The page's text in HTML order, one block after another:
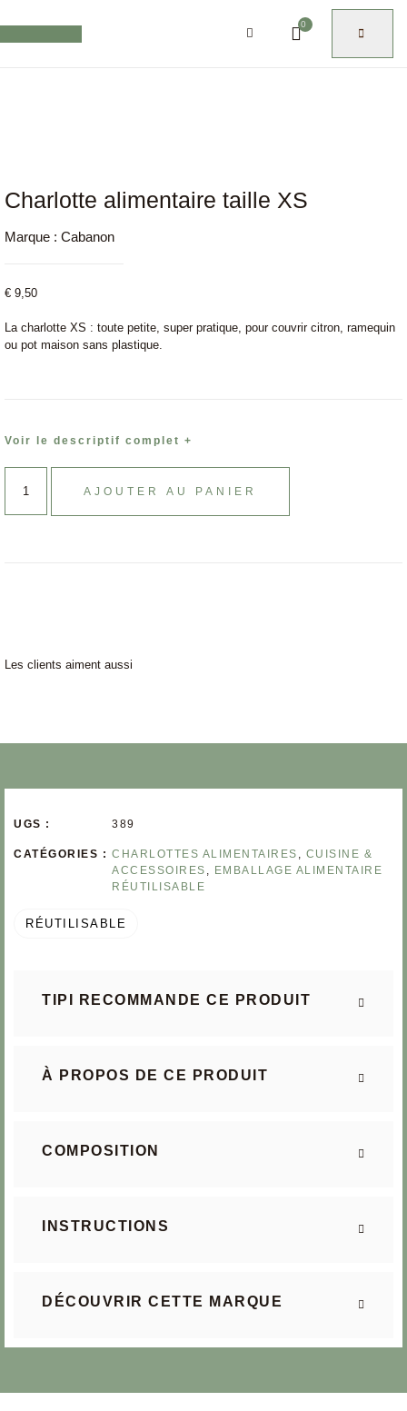
0
Charlotte alimentaire taille XS
Marque : Cabanon
€ 9,50
La charlotte XS : toute petite, super pratique, pour couvrir citron, ramequin
ou pot maison sans plastique.
Voir le descriptif complet +
AJOUTER AU PANIER
Les clients aiment aussi
UGS : 389
CATÉGORIES : CHARLOTTES ALIMENTAIRES
CUISINE &
ACCESSOIRES
EMBALLAGE ALIMENTAIRE
RÉUTILISABLE
RÉUTILISABLE
TIPI RECOMMANDE CE PRODUIT
À PROPOS DE CE PRODUIT
COMPOSITION
INSTRUCTIONS
DÉCOUVRIR CETTE MARQUE